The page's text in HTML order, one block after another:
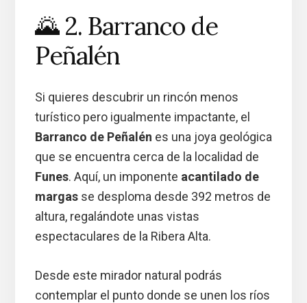
🌄 2. Barranco de
Peñalén
Si quieres descubrir un rincón menos
turístico pero igualmente impactante, el
Barranco de Peñalén es una joya geológica
que se encuentra cerca de la localidad de
Funes. Aquí, un imponente acantilado de
margasse desploma desde 392 metros de
altura, regalándote unas vistas
espectaculares de la Ribera Alta.
Desde este mirador natural podrás
contemplar el punto donde se unen los ríos